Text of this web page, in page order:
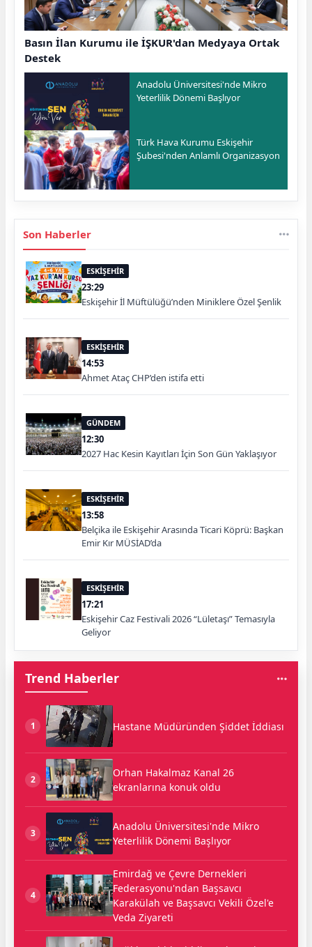
Basın İlan Kurumu ile İŞKUR'dan Medyaya Ortak
Destek
Anadolu Üniversitesi'nde Mikro
Yeterlilik Dönemi Başlıyor
Türk Hava Kurumu Eskişehir
Şubesi'nden Anlamlı Organizasyon
Son Haberler
ESKİŞEHİR
23:29
Eskişehir İl Müftülüğü’nden Miniklere Özel Şenlik
ESKİŞEHİR
14:53
Ahmet Ataç CHP’den istifa etti
GÜNDEM
12:30
2027 Hac Kesin Kayıtları İçin Son Gün Yaklaşıyor
ESKİŞEHİR
13:58
Belçika ile Eskişehir Arasında Ticari Köprü: Başkan
Emir Kır MÜSİAD’da
ESKİŞEHİR
17:21
Eskişehir Caz Festivali 2026 “Lületaşı” Temasıyla
Geliyor
Trend Haberler
1 Hastane Müdüründen Şiddet İddiası
2
Orhan Hakalmaz Kanal 26
ekranlarına konuk oldu
3
Anadolu Üniversitesi'nde Mikro
Yeterlilik Dönemi Başlıyor
4
Emirdağ ve Çevre Dernekleri
Federasyonu'ndan Başsavcı
Karakülah ve Başsavcı Vekili Özel'e
Veda Ziyareti